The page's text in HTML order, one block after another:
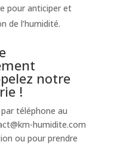
pour anticiper et
de l’humidité.
notre
!
téléphone au
humidite.com
ou pour prendre